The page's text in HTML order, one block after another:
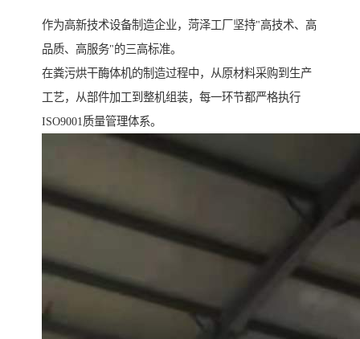
作为高新技术设备制造企业，菏泽工厂坚持"高技术、高
品质、高服务"的三高标准。
在粪污烘干酶体机的制造过程中，从原材料采购到生产
工艺，从部件加工到整机组装，每一环节都严格执行
ISO9001质量管理体系。